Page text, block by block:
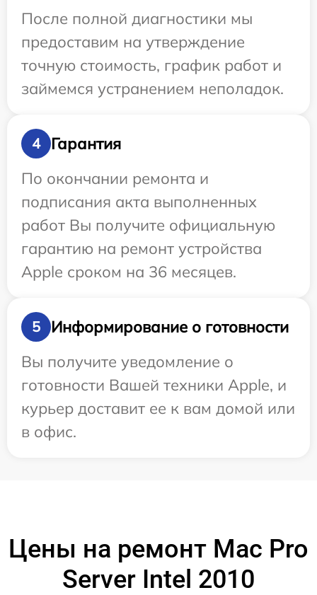
После полной диагностики мы
предоставим на утверждение
точную стоимость, график работ и
займемся устранением неполадок.
4
Гарантия
По окончании ремонта и
подписания акта выполненных
работ Вы получите официальную
гарантию на ремонт устройства
Apple сроком на 36 месяцев.
5
Информирование о готовности
Вы получите уведомление о
готовности Вашей техники Apple, и
курьер доставит ее к вам домой или
в офис.
Цены на ремонт Mac Pro
Server Intel 2010